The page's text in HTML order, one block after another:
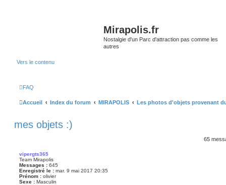
Mirapolis.fr
Nostalgie d'un Parc d'attraction pas comme les
autres
Vers le contenu
FAQ
Accueil Index du forum MIRAPOLIS Les photos d'objets provenant
mes objets :)
65
vipergts365
Team Mirapolis
Messages : 645
Enregistré le : mar. 9 mai 2017 20:35
Prénom : olivier
Sexe : Masculin